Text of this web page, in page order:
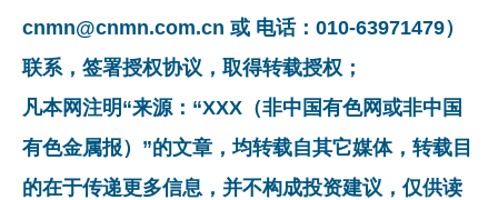
cnmn@cnmn.com.cn 或 电话：010-63971479）
联系，签署授权协议，取得转载授权；
凡本网注明“来源：“XXX（非中国有色网或非中国
有色金属报）”的文章，均转载自其它媒体，转载目
的在于传递更多信息，并不构成投资建议，仅供读